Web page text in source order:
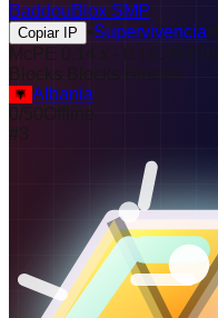
BaddouBlox SMP
Copiar IP • Supervivencia•
McPE 0.14.x - 0.15.10
Blocks Blocks Blocks!
Albania
0/50 Offline
#3